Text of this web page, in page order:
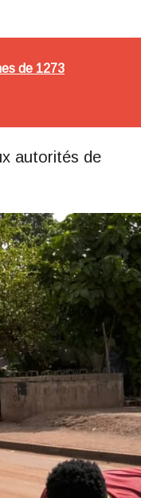
de 1273
autorités de